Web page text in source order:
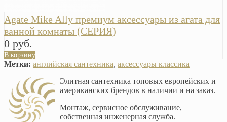
Agate Mike Ally премиум аксессуары из агата для
ванной комнаты (СЕРИЯ)
0 руб.
В корзину
Метки: английская сантехника, аксессуары классика
Элитная сантехника топовых европейских и
американских брендов в наличии и на заказ.
Монтаж, сервисное обслуживание,
собственная инженерная служба.